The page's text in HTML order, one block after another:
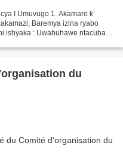
I Umuvugo 1. Akamaro k’
Baremya izina ryabo
ishyaka : Uwabuhawe ntacuba.
du